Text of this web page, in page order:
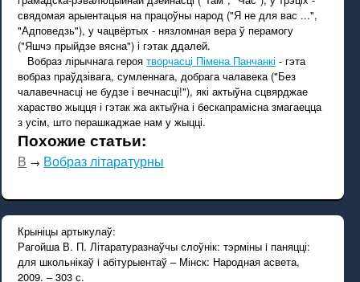
свядомая арыентацыя на працоўны народ ("Я не для вас ...",
"Адповедзь"), у чацвёртых - нязломная вера ў перамогу
("Яшчэ прыйдзе вясна") і гэтак ддалей.
Вобраз лірычнага героятворчасці Пімена Панчанкі - гэта
вобраз праўдзівага, сумленнага, добрага чалавека ("Без
чалавечнасці не будзе і вечнасці!"), які актыўна сцвярджае
хараство жыцця і гэтак жа актыўна і бескапрамісна змагаецца
з усім, што перашкаджае нам у жыцці.
Похожие статьи:
В → Вобраз літаратурны
Крыніцы артыкулаў:
Рагойша В. П. Літаратуразнаўчы слоўнік: тэрміны i паняцці:
для школьнікаў i абітурыентаў – Мінск: Народная асвета,
2009. – 303 с.